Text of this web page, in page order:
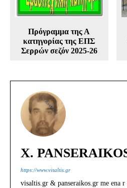
Πρόγραμμα της Α
κατηγορίας της ΕΠΣ
Σερρών σεζόν 2025-26
X.
https://www.visaltis.gr
visaltis.gr & panseraikos.gr me ena r